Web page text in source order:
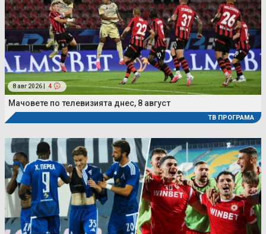
8 авг 2026 | 4
Мачовете по телевизията днес, 8 август
ТВ ПРОГРАМА